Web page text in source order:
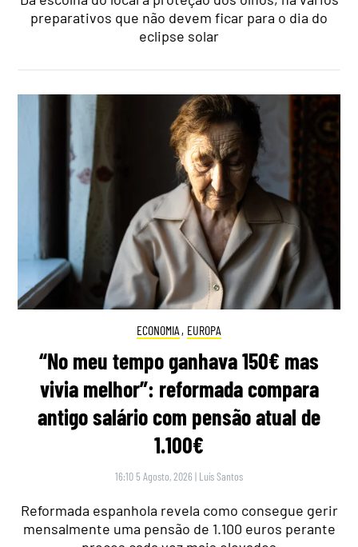
preparativos que não devem ficar para o dia do
eclipse solar
ECONOMIA , EUROPA
“No meu tempo ganhava 150€ mas
vivia melhor”: reformada compara
antigo salário com pensão atual de
1.100€
16:10 5 Agosto, 2026 | Luís Santos
Reformada espanhola revela como consegue gerir
mensalmente uma pensão de 1.100 euros perante